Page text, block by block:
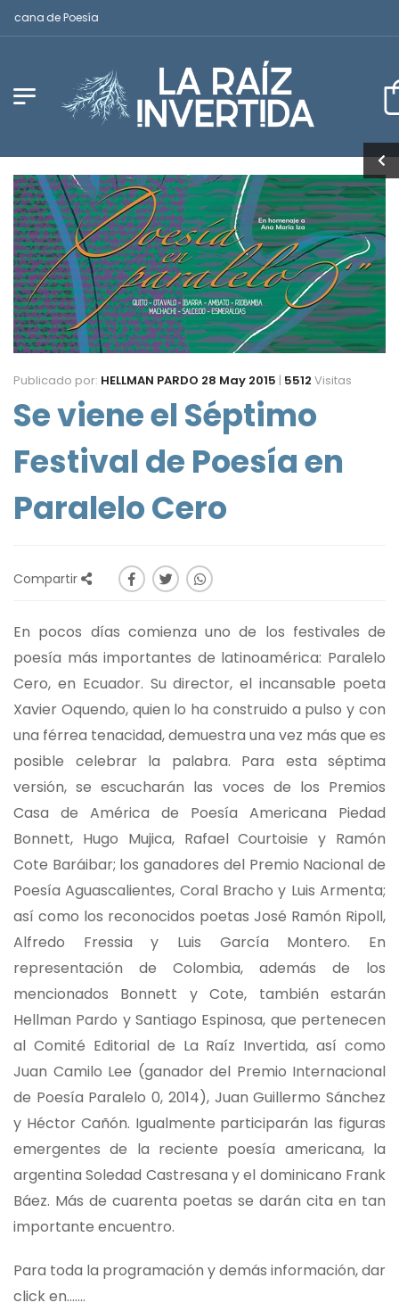
de Poesía
Publicado por: HELLMAN PARDO 28 May 2015 | 5512 Visitas
Se viene el Séptimo
Festival de Poesía en
Paralelo Cero
Compartir
En pocos días comienza uno de los festivales de
poesía más importantes de latinoamérica: Paralelo
Cero, en Ecuador. Su director, el incansable poeta
Xavier Oquendo, quien lo ha construido a pulso y con
una férrea tenacidad, demuestra una vez más que es
posible celebrar la palabra. Para esta séptima
versión, se escucharán las voces de los Premios
Casa de América de Poesía Americana Piedad
Bonnett, Hugo Mujica, Rafael Courtoisie y Ramón
Cote Baráibar; los ganadores del Premio Nacional de
Poesía Aguascalientes, Coral Bracho y Luis Armenta;
así como los reconocidos poetas José Ramón Ripoll,
Alfredo Fressia y Luis García Montero. En
representación de Colombia, además de los
mencionados Bonnett y Cote, también estarán
Hellman Pardo y Santiago Espinosa, que pertenecen
al Comité Editorial de La Raíz Invertida, así como
Juan Camilo Lee (ganador del Premio Internacional
de Poesía Paralelo 0, 2014), Juan Guillermo Sánchez
y Héctor Cañón. Igualmente participarán las figuras
emergentes de la reciente poesía americana, la
argentina Soledad Castresana y el dominicano Frank
Báez. Más de cuarenta poetas se darán cita en tan
importante encuentro.
Para toda la programación y demás información, dar
click en.......